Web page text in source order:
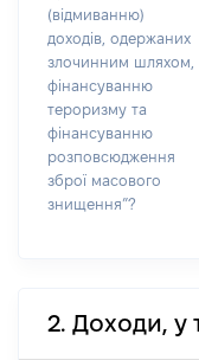
(відмиванню)
доходів, одержаних
злочинним шляхом,
фінансуванню
тероризму та
фінансуванню
розповсюдження
зброї масового
знищення”?
2. Доходи, у